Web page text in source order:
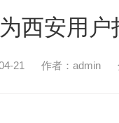
西安用
21 作者：admin